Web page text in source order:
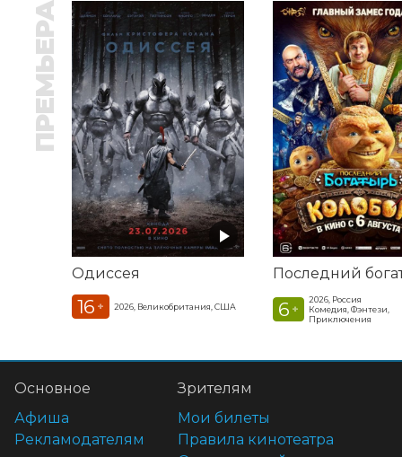
ПРЕМЬЕРА
Одиссея
16 + 2026, Великобритания, США 6 +
2026, Россия
Комедия, Фэнтези,
Приключения
Основное
Афиша
Рекламодателям
Зрителям
Мои билеты
Правила кинотеатра